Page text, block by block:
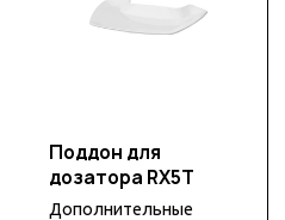
Поддон для
дозатора RX5T
Дополнительные